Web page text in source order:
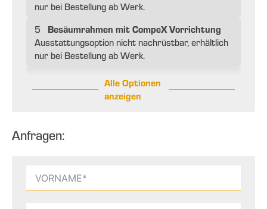
nur bei Bestellung ab Werk.
5
Besäumrahmen mit CompeX Vorrichtung
Ausstattungsoption nicht nachrüstbar, erhältlich
nur bei Bestellung ab Werk.
Alle Optionen
anzeigen
Anfragen: